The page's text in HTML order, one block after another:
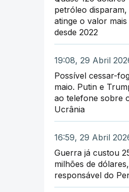
petróleo
atinge o valor mais
desde 2022
19:08, 29 Abril
Possível cessar-
maio. Putin e
ao telefone sobre
Ucrânia
16:59, 29 Abril
Guerra já custou
milhões de
responsável do